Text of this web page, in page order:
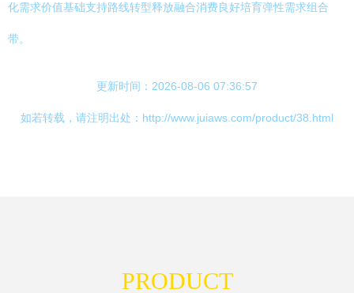
化需求价值基础支持路线转型释放融合消费良好培育弹性需求组合
带。
更新时间：2026-08-06 07:36:57
如若转载，请注明出处：http://www.juiaws.com/product/38.html
PRODUCT